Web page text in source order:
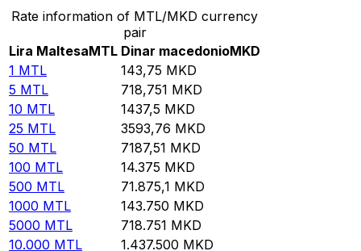
Rate information of MTL/MKD currency
pair
Lira MaltesaMTL Dinar macedonioMKD
1 MTL 143,75 MKD
5 MTL 718,751 MKD
10 MTL 1437,5 MKD
25 MTL 3593,76 MKD
50 MTL 7187,51 MKD
100 MTL 14.375 MKD
500 MTL 71.875,1 MKD
1000 MTL 143.750 MKD
5000 MTL 718.751 MKD
10.000 MTL 1.437.500 MKD